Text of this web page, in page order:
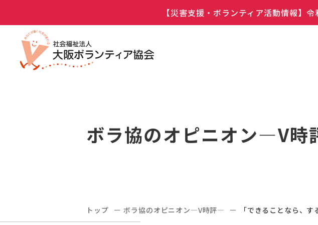
【災害支援・ボランティア活動情報】
ボラ協のオピニオン―V
トップ ボラ協のオピニオン―V時評― 「できることなら、